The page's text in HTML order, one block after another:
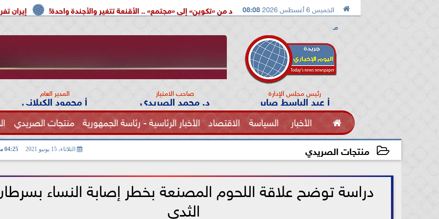
 الخميس 6 أغسطس 2026
08:08
مـ
إيران تفرض شروطها الدكتور محمد الصريدي يكشف المخطط الجديد من «تكوين» إلى «مجتمع» .. الأقنعة تتغير والأجندة واحدة!
رئيس مجلس الإدارة
أ عبد الباسط صابر صاحب الامتياز
د. محمد الصريدي المدير العام
أ محمود الكيلاني
 الأخبار السياسة الاقتصاد الأخبار الرئاسية - رئاسة الجمهورية منتجات الصريدي
الفنون
الصحة منتجات الصريدي الثلاثاء، 15 يونيو 2021 04:25 مـ
دراسة توضح علاقة اللحوم المصنعة بخطر إصابة النساء
الثدي